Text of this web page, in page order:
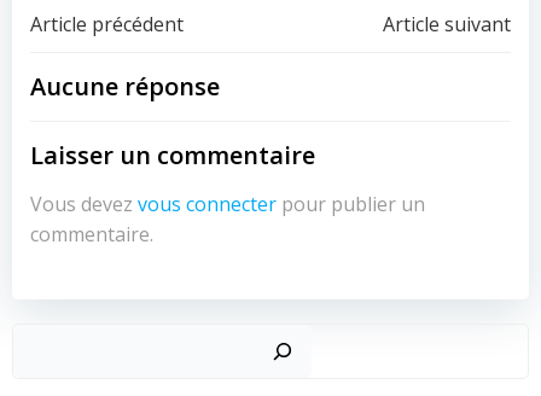
Navigation
de
l’article
Article précédent
Navigation
l’article
Article suivant
Aucune réponse
Laisser un commentaire
Vous devez vous connecter pour publier un
commentaire.